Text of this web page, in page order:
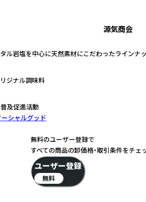
源気商会
ル岩塩を中心に天然素材にこだわったラインナ
ジナル調味料
普及促進活動
シャルグッド
無料のユーザー登録で
すべての商品の卸価格・取引条件をチェ
ユーザー登録
無料